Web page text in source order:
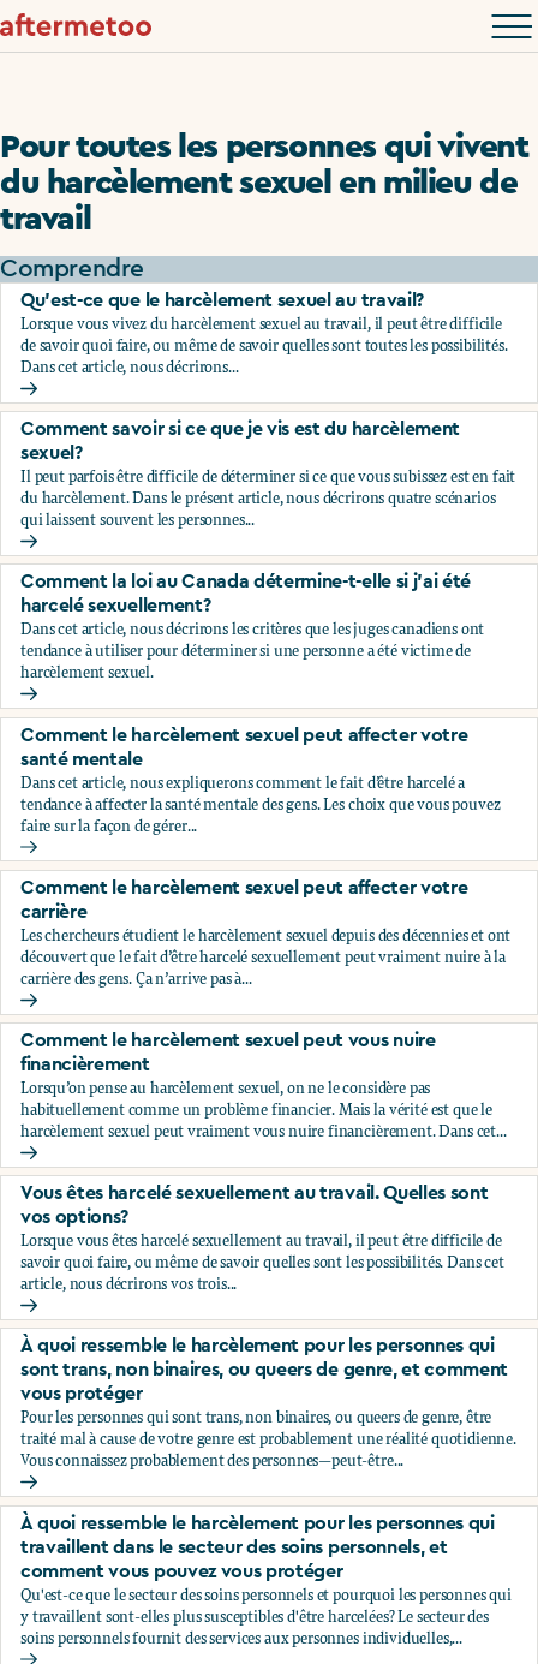
Pour toutes les personnes qui vivent
du harcèlement sexuel en milieu de
travail
Comprendre
Qu’est-ce que le harcèlement sexuel au travail?
Lorsque vous vivez du harcèlement sexuel au travail, il peut être difficile
de savoir quoi faire, ou même de savoir quelles sont toutes les possibilités.
Dans cet article, nous décrirons...
Qu’est-ce que le harcèlement sexuel au travail?
Comment savoir si ce que je vis est du harcèlement
sexuel?
Il peut parfois être difficile de déterminer si ce que vous subissez est en fait
du harcèlement. Dans le présent article, nous décrirons quatre scénarios
qui laissent souvent les personnes...
Comment savoir si ce que je vis est du harcèlement sexuel?
Comment la loi au Canada détermine-t-elle si j’ai été
harcelé sexuellement?
Dans cet article, nous décrirons les critères que les juges canadiens ont
tendance à utiliser pour déterminer si une personne a été victime de
harcèlement sexuel.
Comment la loi au Canada détermine-t-elle si j’ai été
Comment le harcèlement sexuel peut affecter votre
santé mentale
Dans cet article, nous expliquerons comment le fait d’être harcelé a
tendance à affecter la santé mentale des gens. Les choix que vous pouvez
faire sur la façon de gérer...
Comment le harcèlement sexuel peut affecter votre santé
Comment le harcèlement sexuel peut affecter votre
carrière
Les chercheurs étudient le harcèlement sexuel depuis des décennies et ont
découvert que le fait d’être harcelé sexuellement peut vraiment nuire à la
carrière des gens. Ça n’arrive pas à...
Comment le harcèlement sexuel peut affecter votre
Comment le harcèlement sexuel peut vous nuire
financièrement
Lorsqu’on pense au harcèlement sexuel, on ne le considère pas
habituellement comme un problème financier. Mais la vérité est que le
harcèlement sexuel peut vraiment vous nuire financièrement. Dans cet...
Comment le harcèlement sexuel peut vous nuire
Vous êtes harcelé sexuellement au travail. Quelles sont
vos options?
Lorsque vous êtes harcelé sexuellement au travail, il peut être difficile de
savoir quoi faire, ou même de savoir quelles sont les possibilités. Dans cet
article, nous décrirons vos trois...
Vous êtes harcelé sexuellement au travail. Quelles sont vos
À quoi ressemble le harcèlement pour les personnes qui
sont trans, non binaires, ou queers de genre, et comment
vous protéger
Pour les personnes qui sont trans, non binaires, ou queers de genre, être
traité mal à cause de votre genre est probablement une réalité quotidienne.
Vous connaissez probablement des personnes—peut-être...
À quoi ressemble le harcèlement pour les personnes qui
À quoi ressemble le harcèlement pour les personnes qui
travaillent dans le secteur des soins personnels, et
comment vous pouvez vous protéger
Qu'est-ce que le secteur des soins personnels et pourquoi les personnes qui
y travaillent sont-elles plus susceptibles d'être harcelées? Le secteur des
soins personnels fournit des services aux personnes individuelles,...